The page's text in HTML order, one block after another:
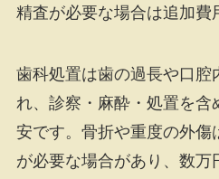
精査が必要な場合は追加費
歯科処置は歯の過長や口腔
れ、診察・麻酔・処置を含
安です。骨折や重度の外傷
が必要な場合があり、数万